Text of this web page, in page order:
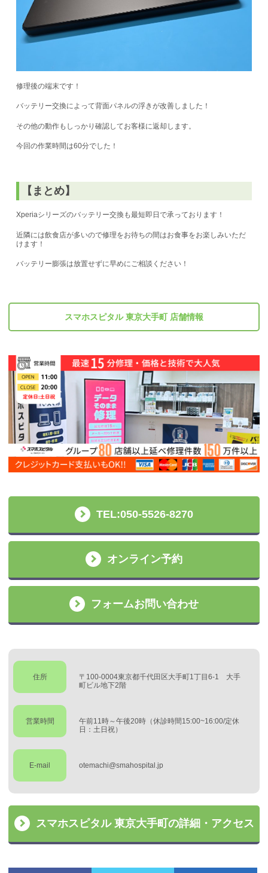
修理後の端末です！
バッテリー交換によって背面パネルの浮きが改善しました！
その他の動作もしっかり確認してお客様に返却します。
今回の作業時間は60分でした！
【まとめ】
Xperiaシリーズのバッテリー交換も最短即日で承っております！
近隣には飲食店が多いので修理をお待ちの間はお食事をお楽しみいただ
けます！
バッテリー膨張は放置せずに早めにご相談ください！
スマホスピタル 東京大手町 店舗情報
TEL:050-5526-8270
オンライン予約
フォームお問い合わせ
住所
〒100-0004東京都千代田区大手町1丁目6-1 大手
町ビル地下2階
営業時間
午前11時～午後20時（休診時間15:00~16:00/定休
日：土日祝）
E-mail otemachi@smahospital.jp
スマホスピタル 東京大手町の詳細・アクセス